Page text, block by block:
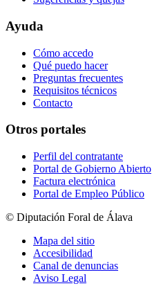
Ayuda
Cómo accedo
Qué puedo hacer
Preguntas frecuentes
Requisitos técnicos
Contacto
Otros portales
Perfil del contratante
Portal de Gobierno Abierto
Factura electrónica
Portal de Empleo Público
© Diputación Foral de Álava
Mapa del sitio
Accesibilidad
Canal de denuncias
Aviso Legal